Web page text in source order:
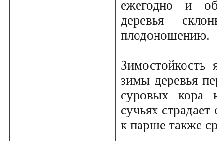
ежегодно и
деревья
плодоношению.
Зимостойкость
зимы деревья
суровых кора
сучьях
к парше также